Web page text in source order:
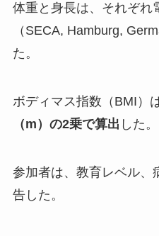
体重と身長は、それぞれ
（SECA, Hamburg,
た。
ボディマス指数（BMI）は
（m）の2乗で算出 した。
参加者は、教育レベル、
告した。